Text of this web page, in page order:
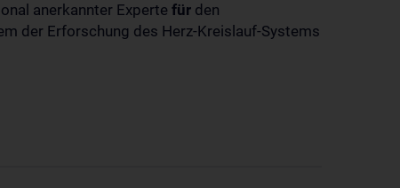
anerkannter Experte für den
der Erforschung des Herz-Kreislauf-Systems